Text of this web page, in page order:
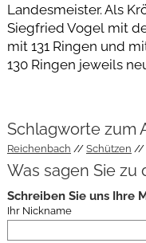
Landesmeister. Als
Siegfried Vogel mit
mit 131 Ringen und
130 Ringen jeweils
Schlagworte zum
Reichenbach Schützen
Was sagen Sie zu
Schreiben Sie uns Ihre
Ihr Nickname